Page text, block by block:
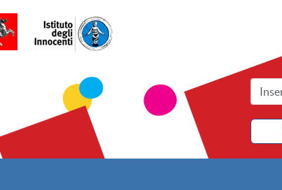
per l'infanzia e
Cerca